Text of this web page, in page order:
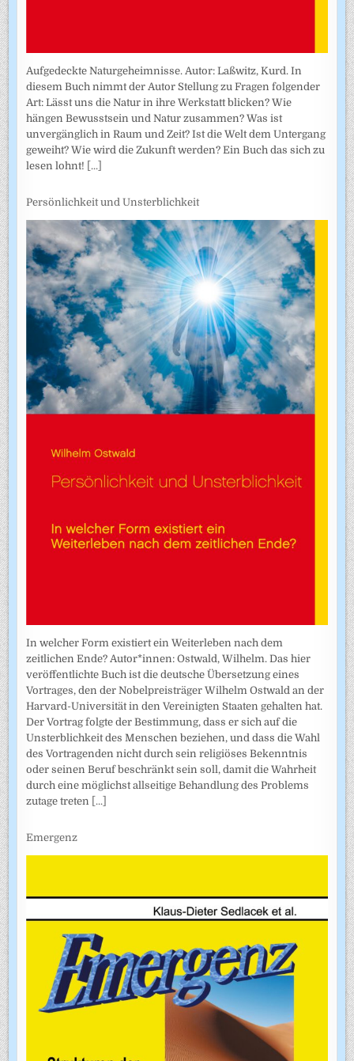
Aufgedeckte Naturgeheimnisse. Autor: Laßwitz, Kurd. In
diesem Buch nimmt der Autor Stellung zu Fragen folgender
Art: Lässt uns die Natur in ihre Werkstatt blicken? Wie
hängen Bewusstsein und Natur zusammen? Was ist
unvergänglich in Raum und Zeit? Ist die Welt dem Untergang
geweiht? Wie wird die Zukunft werden? Ein Buch das sich zu
lesen lohnt! [...]
Persönlichkeit und Unsterblichkeit
In welcher Form existiert ein Weiterleben nach dem
zeitlichen Ende? Autor*innen: Ostwald, Wilhelm. Das hier
veröffentlichte Buch ist die deutsche Übersetzung eines
Vortrages, den der Nobelpreisträger Wilhelm Ostwald an der
Harvard-Universität in den Vereinigten Staaten gehalten hat.
Der Vortrag folgte der Bestimmung, dass er sich auf die
Unsterblichkeit des Menschen beziehen, und dass die Wahl
des Vortragenden nicht durch sein religiöses Bekenntnis
oder seinen Beruf beschränkt sein soll, damit die Wahrheit
durch eine möglichst allseitige Behandlung des Problems
zutage treten [...]
Emergenz